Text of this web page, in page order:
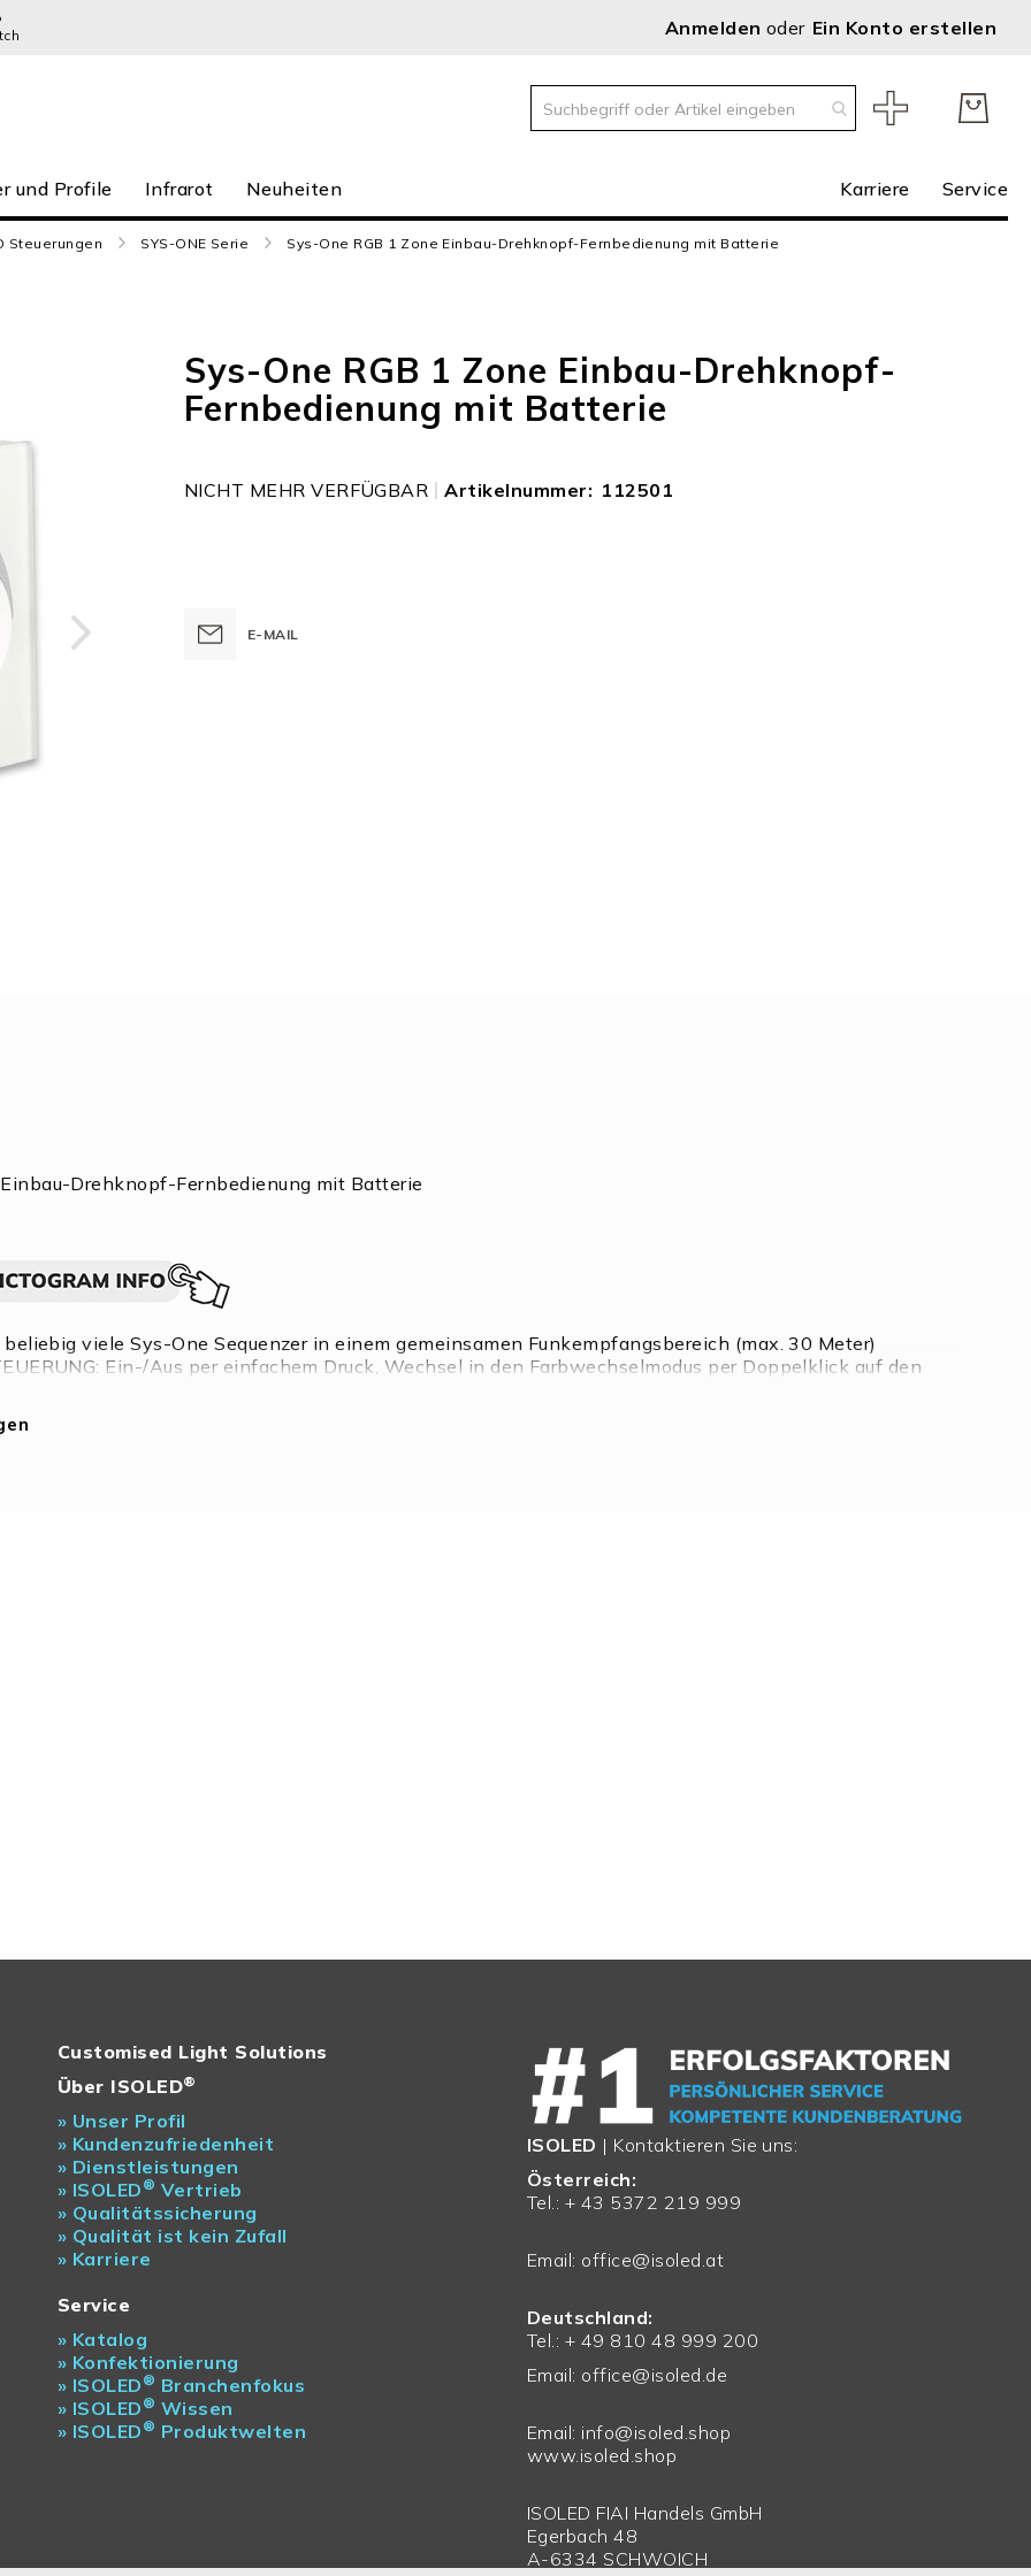
Anmelden Ein Konto erstellen
und Profile Infrarot Neuheiten Karriere Service
Steuerungen SYS-ONE Serie Sys-One RGB 1 Zone Einbau-Drehknopf-Fernbedienung mit Batterie
Sys-One RGB 1 Zone Einbau-Drehknopf-
Fernbedienung mit Batterie
NICHT MEHR VERFÜGBAR Artikelnummer 112501
E-MAIL
Drehknopf-Fernbedienung mit Batterie
beliebig viele Sys-One Sequenzer in einem gemeinsamen Funkempfangsbereich (max. 30 Meter)
Ein-/Aus per einfachem Druck, Wechsel in den Farbwechselmodus per Doppelklick auf den
Auswahl RGB (Doppelklick)
Customised Light Solutions
Über ISOLED®
» Unser Profil
» Kundenzufriedenheit
» Dienstleistungen
» ISOLED ® Vertrieb
» Qualitätssicherung
» Qualität ist kein Zufall
» Karriere
Service
» Katalog
» Konfektionierung
» ISOLED ® Branchenfokus
» ISOLED ® Wissen
» ISOLED ® Produktwelten
ISOLED | Kontaktieren Sie uns:
Österreich:
Tel.: + 43 5372 219 999
Email: office@isoled.at
Deutschland:
Tel.: + 49 810 48 999 200
Email: office@isoled.de
Email: info@isoled.shop
www.isoled.shop
ISOLED FIAI Handels GmbH
Egerbach 48
A-6334 SCHWOICH